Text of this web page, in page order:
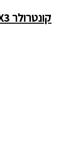
קונטרולר DJ Pioneer XDJ RX3